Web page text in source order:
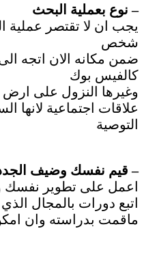
– نوع بعملية البحث
يجب ان لا تقتصر
شخص
ضمن مكانه الان اتجه
كالفيس بوك
وغيرها النزول على ارض
علاقات اجتماعية لانها
التوصية
– قيم نفسك وضيف الجدد
اعمل على تطوير نفسك
اتبع دورات بالمجال
ماقمت بدراسته وان